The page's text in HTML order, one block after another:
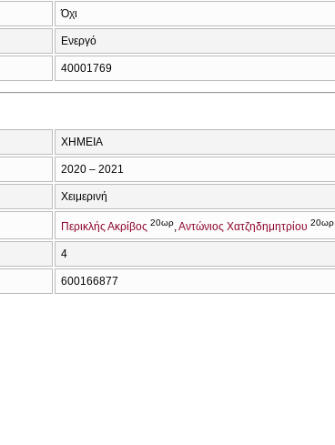
Όχι
Ενεργό
40001769
ΧΗΜΕΙΑ
2020 – 2021
Χειμερινή
Περικλής Ακρίβος 20ωρ Αντώνιος Χατζηδημητρίου 20ωρ
4
600166877